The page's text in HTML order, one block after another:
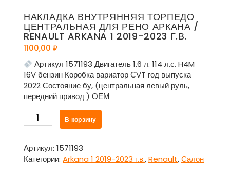
НАКЛАДКА ВНУТРЯННЯЯ ТОРПЕДО
ЦЕНТРАЛЬНАЯ ДЛЯ РЕНО АРКАНА /
RENAULT ARKANA 1 2019-2023 Г.В.
1100,00 ₽
Артикул 1571193 Двигатель 1.6 л. 114 л.с. H4M
16V бензин Коробка вариатор СVT год выпуска
2022 Состояние бу, (центральная левый руль,
передний привод ) ОЕМ
Количество
товара
внутрянняя
торпедо
В корзину
Артикул: 1571193
Категории: Arkana 1 2019-2023 г.в.,Renault,Салон